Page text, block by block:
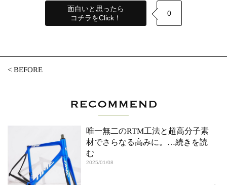
面白いと思ったら
コチラをClick！
0
<BEFORE
唯一無二のRTM工法と超高分子素
材でさらなる高みに。 …続きを読
む
2025/01/08